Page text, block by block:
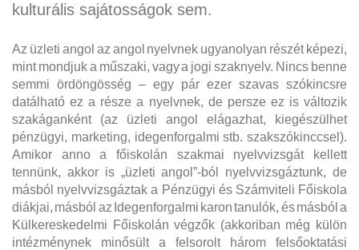
kulturális sajátosságok sem.
Az üzleti angol az angol nyelvnek ugyanolyan részét képezi,
mint mondjuk a műszaki, vagy a jogi szaknyelv. Nincs benne
semmi ördöngösség – egy pár ezer szavas szókincsre
datálható ez a része a nyelvnek, de persze ez is változik
szakáganként (az üzleti angol elágazhat, kiegészülhet
pénzügyi, marketing, idegenforgalmi stb. szakszókinccsel).
Amikor anno a főiskolán szakmai nyelvvizsgát kellett
tennünk, akkor is „üzleti angol”-ból nyelvvizsgáztunk, de
másból nyelvvizsgáztak a Pénzügyi és Számviteli Főiskola
diákjai, másból az Idegenforgalmi karon tanulók, és másból a
Külkereskedelmi Főiskolán végzők (akkoriban még külön
intézménynek minősült a felsorolt három felsőoktatási